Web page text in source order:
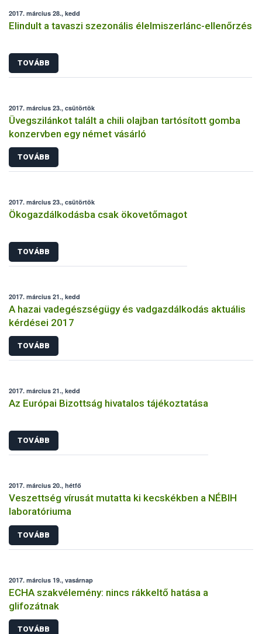
2017. március 28., kedd
Elindult a tavaszi szezonális élelmiszerlánc-ellenőrzés
TOVÁBB
2017. március 23., csütörtök
Üvegszilánkot talált a chili olajban tartósított gomba
konzervben egy német vásárló
TOVÁBB
2017. március 23., csütörtök
Ökogazdálkodásba csak ökovetőmagot
TOVÁBB
2017. március 21., kedd
A hazai vadegészségügy és vadgazdálkodás aktuális
kérdései 2017
TOVÁBB
2017. március 21., kedd
Az Európai Bizottság hivatalos tájékoztatása
TOVÁBB
2017. március 20., hétfő
Veszettség vírusát mutatta ki kecskékben a NÉBIH
laboratóriuma
TOVÁBB
2017. március 19., vasárnap
ECHA szakvélemény: nincs rákkeltő hatása a
glifozátnak
TOVÁBB